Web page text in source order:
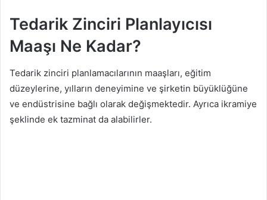
Tedarik Zinciri Planlayıcısı
Maaşı Ne Kadar?
Tedarik zinciri planlamacılarının maaşları, eğitim
düzeylerine, yılların deneyimine ve şirketin büyüklüğüne
ve endüstrisine bağlı olarak değişmektedir. Ayrıca ikramiye
şeklinde ek tazminat da alabilirler.